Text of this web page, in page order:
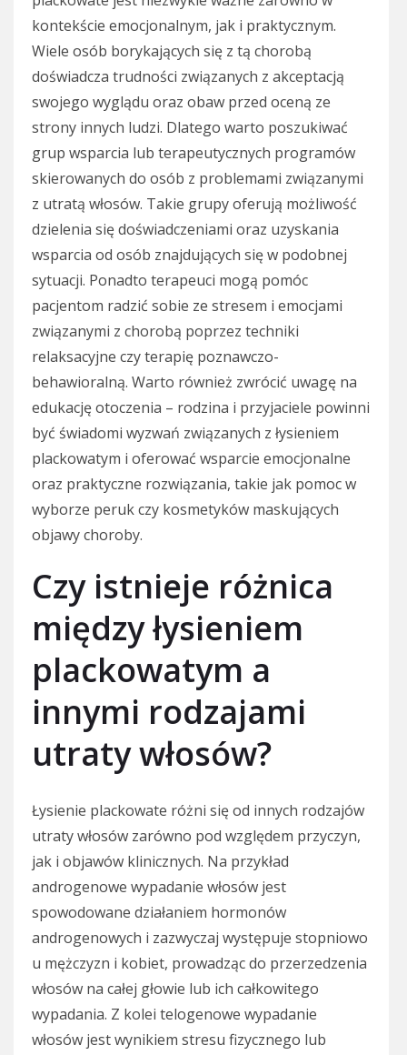
kontekście emocjonalnym, jak i praktycznym.
Wiele osób borykających się z tą chorobą
doświadcza trudności związanych z akceptacją
swojego wyglądu oraz obaw przed oceną ze
strony innych ludzi. Dlatego warto poszukiwać
grup wsparcia lub terapeutycznych programów
skierowanych do osób z problemami związanymi
z utratą włosów. Takie grupy oferują możliwość
dzielenia się doświadczeniami oraz uzyskania
wsparcia od osób znajdujących się w podobnej
sytuacji. Ponadto terapeuci mogą pomóc
pacjentom radzić sobie ze stresem i emocjami
związanymi z chorobą poprzez techniki
relaksacyjne czy terapię poznawczo-
behawioralną. Warto również zwrócić uwagę na
edukację otoczenia – rodzina i przyjaciele powinni
być świadomi wyzwań związanych z łysieniem
plackowatym i oferować wsparcie emocjonalne
oraz praktyczne rozwiązania, takie jak pomoc w
wyborze peruk czy kosmetyków maskujących
objawy choroby.
Czy istnieje różnica
między łysieniem
plackowatym a
innymi rodzajami
utraty włosów?
Łysienie plackowate różni się od innych rodzajów
utraty włosów zarówno pod względem przyczyn,
jak i objawów klinicznych. Na przykład
androgenowe wypadanie włosów jest
spowodowane działaniem hormonów
androgenowych i zazwyczaj występuje stopniowo
u mężczyzn i kobiet, prowadząc do przerzedzenia
włosów na całej głowie lub ich całkowitego
wypadania. Z kolei telogenowe wypadanie
włosów jest wynikiem stresu fizycznego lub